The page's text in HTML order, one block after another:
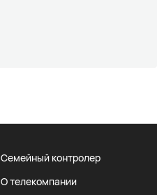
Семейный контролер
О телекомпании